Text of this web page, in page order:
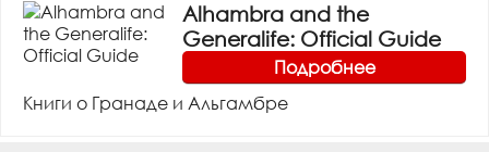
Alhambra and the
Generalife: Official Guide
Подробнее
Книги о Гранаде и Альгамбре